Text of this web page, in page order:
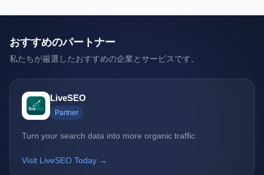
おすすめのパートナー
私たちが厳選したおすすめの企業とサービスです。
LiveSEO
Partner
Turn your search data into more organic traffic
Visit LiveSEO Today →